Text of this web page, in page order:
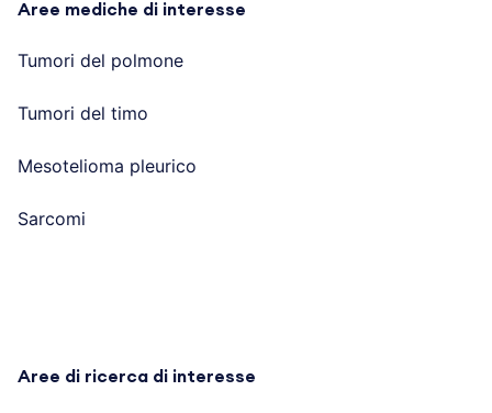
Aree mediche di interesse
Tumori del polmone
Tumori del timo
Mesotelioma pleurico
Sarcomi
Aree di ricerca di interesse